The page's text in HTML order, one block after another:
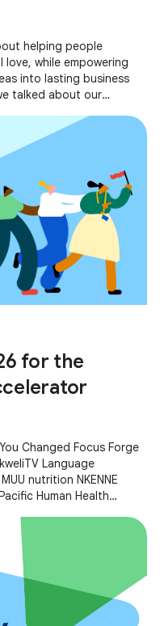
helping people
while empowering
into lasting business
talked about our
for the
Changed Focus Forge
Language
nutrition NKENNE
Human Health